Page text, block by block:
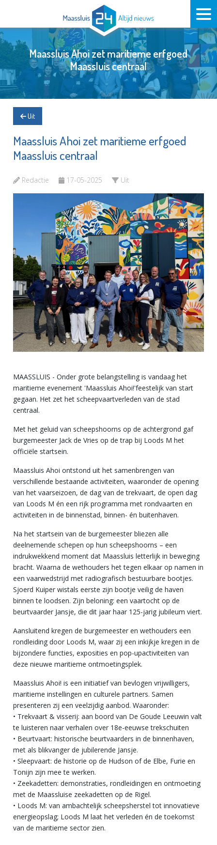
Maassluis Ahoi zet maritieme erfgoed
Maassluis centraal
Uit
Maassluis Ahoi zet maritieme erfgoed
Maassluis centraal
Redactie 17-05-2025 Uit
MAASSLUIS - Onder grote belangstelling is vandaag het
maritieme evenement 'Maassluis Ahoi!'feestelijk van start
gegaan. Het zet het scheepvaartverleden van de stad
centraal.
Met het geluid van scheepshoorns op de achtergrond gaf
burgemeester Jack de Vries op de trap bij Loods M het
officiële startsein.
Maassluis Ahoi ontstond uit het samenbrengen van
verschillende bestaande activiteiten, waaronder de opening
van het vaarseizoen, de dag van de trekvaart, de open dag
van Loods M én een rijk programma met rondvaarten en
activiteiten in de binnenstad, binnen- én buitenhaven.
Na het startsein van de burgemeester bliezen alle
deelnemende schepen op hun scheepshoorns – een
indrukwekkend moment dat Maassluis letterlijk in beweging
bracht. Waarna de wethouders het tegen elkaar op namen in
een vaarwedstrijd met radiografisch bestuurbare bootjes.
Sjoerd Kuiper wistals eerste zijn bootje veilig de haven
binnen te loodsen. Zijn beloning: een vaartocht op de
beurtvaarder Jansje, die dit jaar haar 125-jarig jubileum viert.
Aansluitend kregen de burgemeester en wethouders een
rondleiding door Loods M, waar zij een inkijkje kregen in de
bijzondere functies, exposities en pop-upactiviteiten van
deze nieuwe maritieme ontmoetingsplek.
Maassluis Ahoi! is een initiatief van bevlogen vrijwilligers,
maritieme instellingen en culturele partners. Samen
presenteren zij een veelzijdig aanbod. Waaronder:
• Trekvaart & visserij: aan boord van De Goude Leeuwin valt
te luisteren naar verhalen over 18e-eeuwse trekschuiten
• Beurtvaart: historische beurtvaarders in de binnenhaven,
met als blikvanger de jubilerende Jansje.
• Sleepvaart: de historie op de Hudson of de Elbe, Furie en
Tonijn zijn mee te werken.
• Zeekadetten: demonstraties, rondleidingen en ontmoeting
met de Maassluise zeekadetten op de Rigel.
• Loods M: van ambachtelijk scheepsherstel tot innovatieve
energieopslag; Loods M laat het verleden én de toekomst
van de maritieme sector zien.